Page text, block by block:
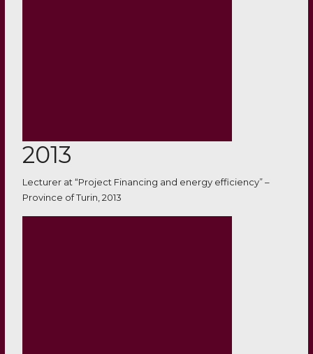
2013
Lecturer at “Project Financing and energy efficiency” –
Province of Turin, 2013